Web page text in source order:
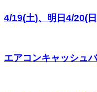
4/19(土)、明日4/20(
エアコンキャッシュ